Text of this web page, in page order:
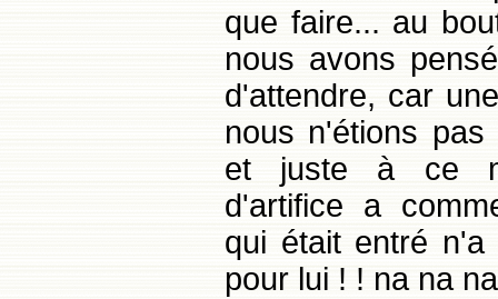
que faire... au
nous avons
d'attendre, car
nous n'étions
et juste à ce
d'artifice a
qui était entré
pour lui ! ! na na